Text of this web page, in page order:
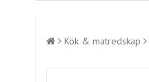
Kök & matredskap